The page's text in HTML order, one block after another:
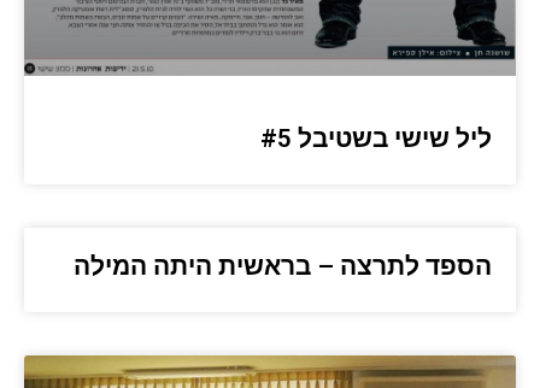
ליל שישי בשטיבל #5
הספד לתרצה – בראשית היתה המילה